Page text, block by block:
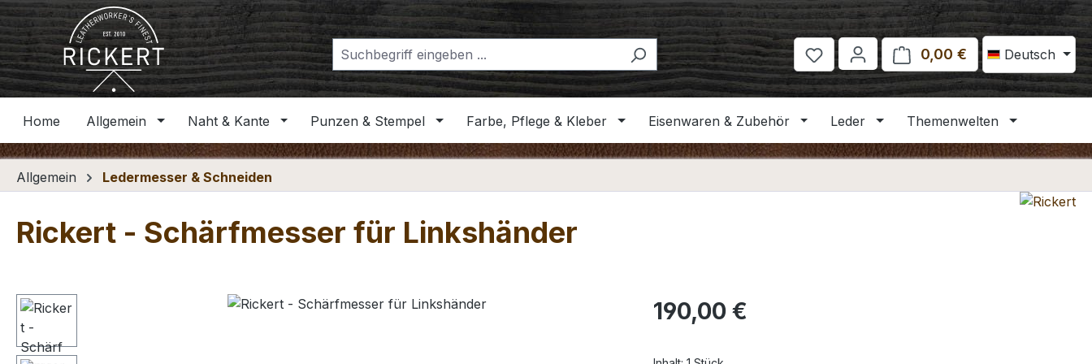
Hauptinhalt springen
Zur Suche springen
Zur Hauptnavigation springen
Deutsch
0,00 € Warenkorb
Home Allgemein Naht & Kante Punzen & Stempel Farbe, Pflege & Kleber Eisenwaren & Zubehör Leder Themenwelten
Allgemein Ledermesser & Schneiden
Rickert - Schärfmesser für Linkshänder
Bildergalerie überspringen Regulärer Preis:
190,00 €